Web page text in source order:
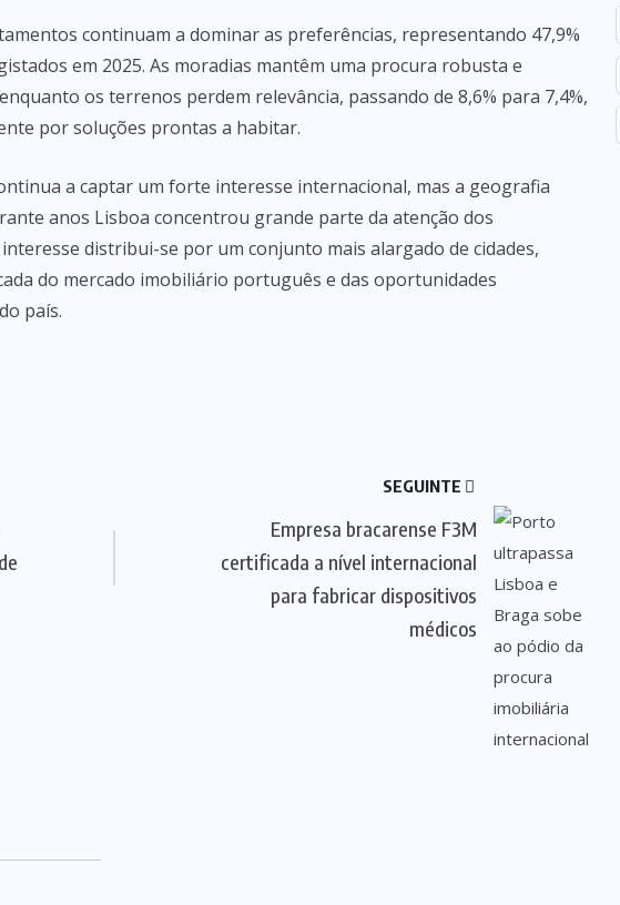
continuam a dominar as preferências, representando 47,9%
em 2025. As moradias mantêm uma procura robusta e
os terrenos perdem relevância, passando de 8,6% para 7,4%,
por soluções prontas a habitar.
a captar um forte interesse internacional, mas a geografia
anos Lisboa concentrou grande parte da atenção dos
distribui-se por um conjunto mais alargado de cidades,
do mercado imobiliário português e das oportunidades
país.
SEGUINTE
Empresa bracarense F3M
certificada a nível internacional
para fabricar dispositivos
médicos